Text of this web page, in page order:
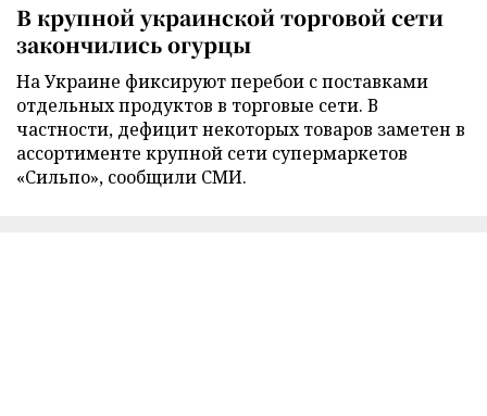
В крупной украинской торговой сети
закончились огурцы
На Украине фиксируют перебои с поставками
отдельных продуктов в торговые сети. В
частности, дефицит некоторых товаров заметен в
ассортименте крупной сети супермаркетов
«Сильпо», сообщили СМИ.